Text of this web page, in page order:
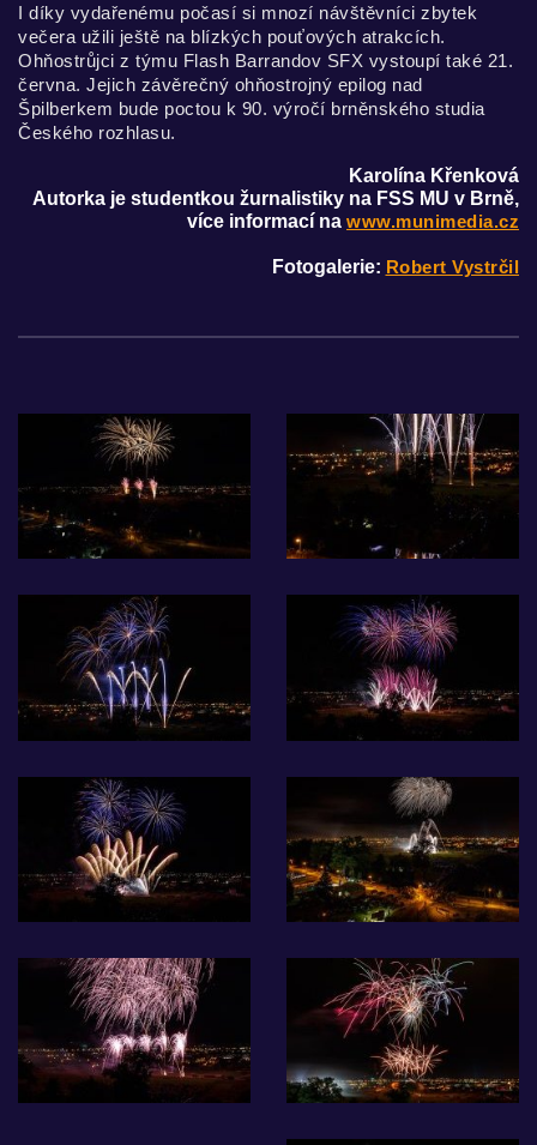
I díky vydařenému počasí si mnozí návštěvníci zbytek
večera užili ještě na blízkých pouťových atrakcích.
Ohňostrůjci z týmu Flash Barrandov SFX vystoupí také 21.
června. Jejich závěrečný ohňostrojný epilog nad
Špilberkem bude poctou k 90. výročí brněnského studia
Českého rozhlasu.
Karolína Křenková
Autorka je studentkou žurnalistiky na FSS MU v Brně,
více informací na www.munimedia.cz
Fotogalerie: Robert Vystrčil